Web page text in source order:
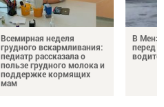
Всемирная неделя
грудного вскармливания:
педиатр рассказала о
пользе грудного молока и
поддержке кормящих
мам
В
перед